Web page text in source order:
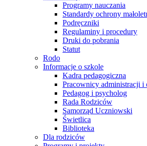
Programy nauczania
Standardy ochrony
Podręczniki
Regulaminy i procedury
Druki do pobrania
Statut
Rodo
Informacje o szkole
Kadra pedagogiczna
Pracownicy administracji i
Pedagog i psycholog
Rada Rodziców
Samorząd Uczniowski
Świetlica
Biblioteka
Dla rodziców